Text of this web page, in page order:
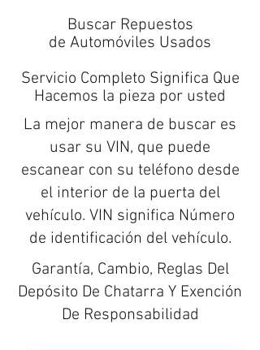
Buscar Repuestos
de Automóviles Usados
Servicio Completo Significa Que
Hacemos la pieza por usted
La mejor manera de buscar es
usar su VIN, que puede
escanear con su teléfono desde
el interior de la puerta del
vehículo. VIN significa Número
de identificación del vehículo.
Garantía, Cambio, Reglas Del
Depósito De Chatarra Y Exención
De Responsabilidad